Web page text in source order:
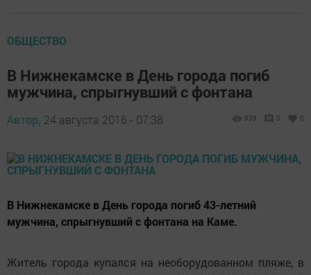
ОБЩЕСТВО
В Нижнекамске в День города погиб
мужчина, спрыгнувший с фонтана
Автор, 24 августа 2016 - 07:38 939 0 0
В Нижнекамске в День города погиб 43-летний
мужчина, спрыгнувший с фонтана на Каме.
Житель города купался на необорудованном пляже, в